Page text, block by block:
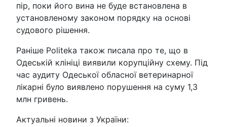
пір, поки його вина не буде встановлена в
установленому законом порядку на основі
судового рішення.
Раніше Politeka також писала про те, що в
Одеській клініці виявили корупційну схему. Під
час аудиту Одеської обласної ветеринарної
лікарні було виявлено порушення на суму 1,3
млн гривень.
Актуальні новини з України: